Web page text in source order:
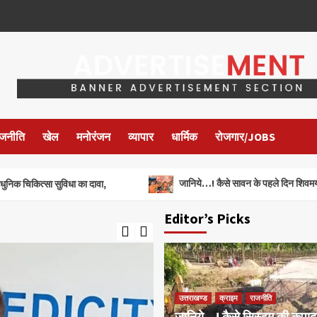
खेल मनोरंजन व्यापार धार्मिक रोजगार/JOBS
दावा, जानिये…! कैसे सावन के पहले दिन शिवमय हुआ महानगर, भाजपा
Editor’s Picks
उत्तराखण्ड क्राइम राजनीति